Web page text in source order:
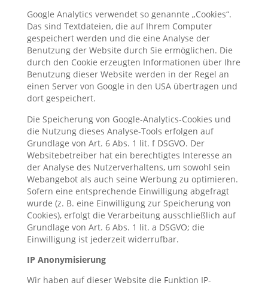
Google Analytics verwendet so genannte „Cookies“.
Das sind Textdateien, die auf Ihrem Computer
gespeichert werden und die eine Analyse der
Benutzung der Website durch Sie ermöglichen. Die
durch den Cookie erzeugten Informationen über Ihre
Benutzung dieser Website werden in der Regel an
einen Server von Google in den USA übertragen und
dort gespeichert.
Die Speicherung von Google-Analytics-Cookies und
die Nutzung dieses Analyse-Tools erfolgen auf
Grundlage von Art. 6 Abs. 1 lit. f DSGVO. Der
Websitebetreiber hat ein berechtigtes Interesse an
der Analyse des Nutzerverhaltens, um sowohl sein
Webangebot als auch seine Werbung zu optimieren.
Sofern eine entsprechende Einwilligung abgefragt
wurde (z. B. eine Einwilligung zur Speicherung von
Cookies), erfolgt die Verarbeitung ausschließlich auf
Grundlage von Art. 6 Abs. 1 lit. a DSGVO; die
Einwilligung ist jederzeit widerrufbar.
IP Anonymisierung
Wir haben auf dieser Website die Funktion IP-